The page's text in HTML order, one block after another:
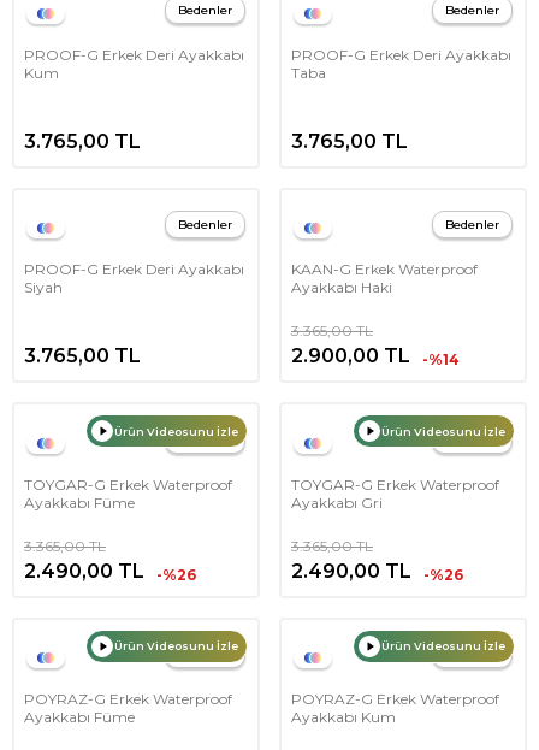
Bedenler
PROOF-G Erkek Deri Ayakkabı
Kum
3.765,00 TL
Bedenler
PROOF-G Erkek Deri Ayakkabı
Taba
3.765,00 TL
Bedenler
PROOF-G Erkek Deri Ayakkabı
Siyah
3.765,00 TL
Bedenler
KAAN-G Erkek Waterproof
Ayakkabı Haki
3.365,00TL
2.900,00 TL -%14
Bedenler
Ürün Videosunu İzle
TOYGAR-G Erkek Waterproof
Ayakkabı Füme
3.365,00TL
2.490,00 TL -%26
Bedenler
Ürün Videosunu İzle
TOYGAR-G Erkek Waterproof
Ayakkabı Gri
3.365,00TL
2.490,00 TL -%26
Bedenler
Ürün Videosunu İzle
POYRAZ-G Erkek Waterproof
Ayakkabı Füme
Bedenler
Ürün Videosunu İzle
POYRAZ-G Erkek Waterproof
Ayakkabı Kum